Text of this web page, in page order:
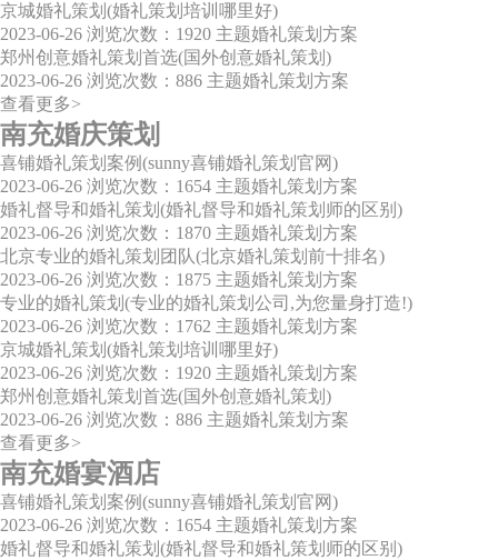
京城婚礼策划(婚礼策划培训哪里好)
2023-06-26 浏览次数：1920 主题婚礼策划方案
郑州创意婚礼策划首选(国外创意婚礼策划)
2023-06-26 浏览次数：886 主题婚礼策划方案
查看更多>
南充婚庆策划
喜铺婚礼策划案例(sunny喜铺婚礼策划官网)
2023-06-26 浏览次数：1654 主题婚礼策划方案
婚礼督导和婚礼策划(婚礼督导和婚礼策划师的区别)
2023-06-26 浏览次数：1870 主题婚礼策划方案
北京专业的婚礼策划团队(北京婚礼策划前十排名)
2023-06-26 浏览次数：1875 主题婚礼策划方案
专业的婚礼策划(专业的婚礼策划公司,为您量身打造!)
2023-06-26 浏览次数：1762 主题婚礼策划方案
京城婚礼策划(婚礼策划培训哪里好)
2023-06-26 浏览次数：1920 主题婚礼策划方案
郑州创意婚礼策划首选(国外创意婚礼策划)
2023-06-26 浏览次数：886 主题婚礼策划方案
查看更多>
南充婚宴酒店
喜铺婚礼策划案例(sunny喜铺婚礼策划官网)
2023-06-26 浏览次数：1654 主题婚礼策划方案
婚礼督导和婚礼策划(婚礼督导和婚礼策划师的区别)